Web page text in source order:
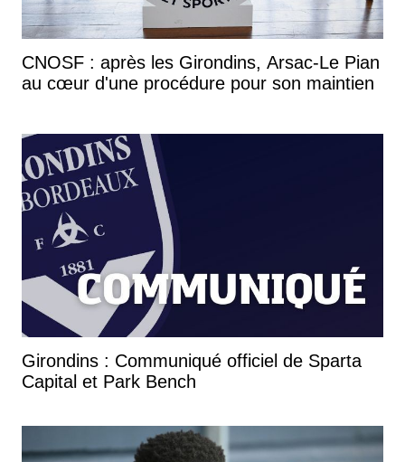
CNOSF : après les Girondins, Arsac-Le Pian
au cœur d'une procédure pour son maintien
Girondins : Communiqué officiel de Sparta
Capital et Park Bench